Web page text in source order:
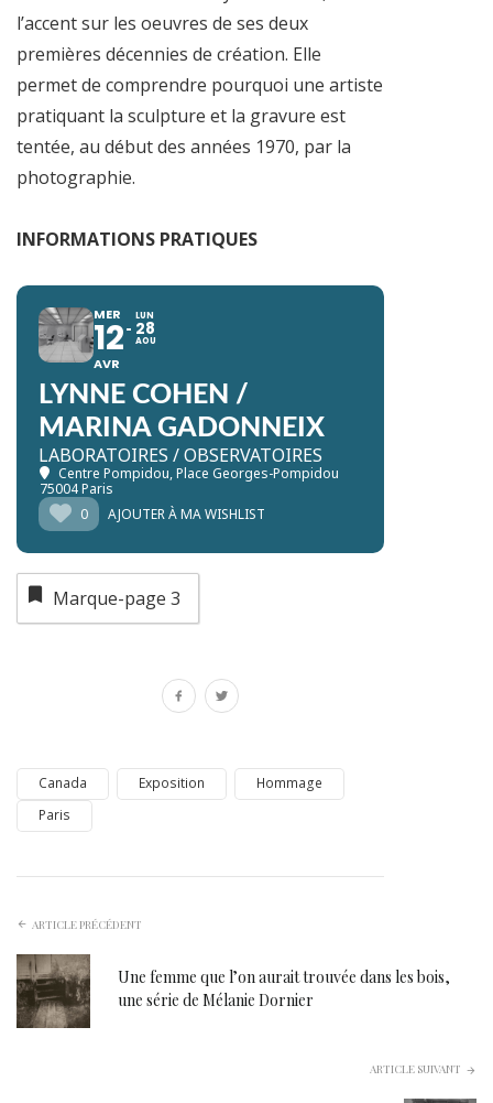
l’accent sur les oeuvres de ses deux
premières décennies de création. Elle
permet de comprendre pourquoi une artiste
pratiquant la sculpture et la gravure est
tentée, au début des années 1970, par la
photographie.
INFORMATIONS PRATIQUES
MER
12
AVR
LUN
28
AOU
LYNNE COHEN /
MARINA GADONNEIX
LABORATOIRES / OBSERVATOIRES
Centre Pompidou, Place Georges-Pompidou
75004 Paris
0
AJOUTER À MA WISHLIST
Marque-page 3
Canada Exposition
Hommage
Paris
ARTICLE PRÉCÉDENT
Une femme que l’on aurait trouvée dans les bois,
une série de Mélanie Dornier
ARTICLE SUIVANT